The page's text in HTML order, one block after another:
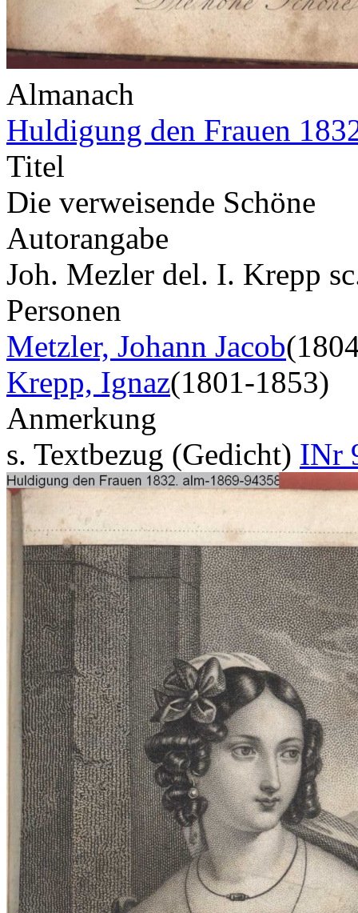
Almanach
Huldigung den Frauen
Titel
Die verweisende Schöne
Autorangabe
Joh. Mezler del. I. Krepp
Personen
Metzler, Johann Jacob
Krepp, Ignaz(1801-1853)
Anmerkung
s. Textbezug (Gedicht) INr